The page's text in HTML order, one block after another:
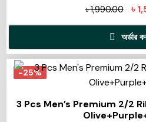
৳1,990.00 ৳
অর্ডার
-25%
3 Pcs Men’s Premium 2/2